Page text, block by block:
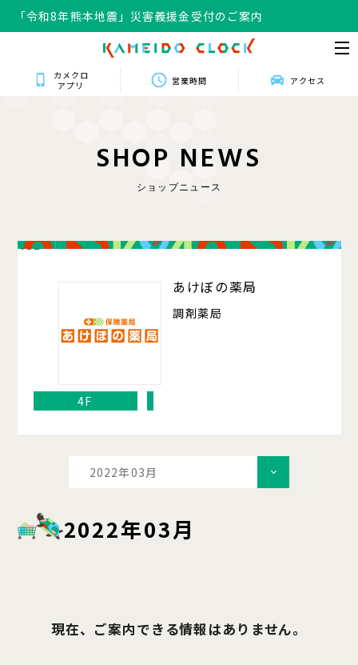
「令和8年熊本地震」災害義援金受付のご案内
カメクロ
アプリ
営業時間 アクセス
SHOP NEWS
ショップニュース
432
あけぼの薬局
調剤薬局
4F
2022年03月
2022年03月
現在、ご案内できる情報はありません。